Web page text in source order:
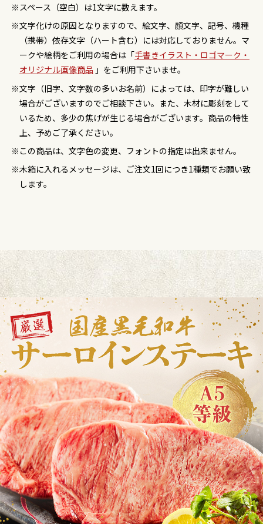
スペース（空白）は1文字に数えます。
文字化けの原因となりますので、絵文字、顔文字、記号、機種
（携帯）依存文字（ハート含む）には対応しておりません。マ
ークや絵柄をご利用の場合は「手書きイラスト・ロゴマーク・
オリジナル画像商品 」をご利用下さいませ。
文字（旧字、文字数の多いお名前）によっては、印字が難しい
場合がございますのでご相談下さい。また、木材に彫刻をして
いるため、多少の焦げが生じる場合がございます。商品の特性
上、予めご了承ください。
この商品は、文字色の変更、フォントの指定は出来ません。
木箱に入れるメッセージは、ご注文1回につき1種類でお願い致
します。